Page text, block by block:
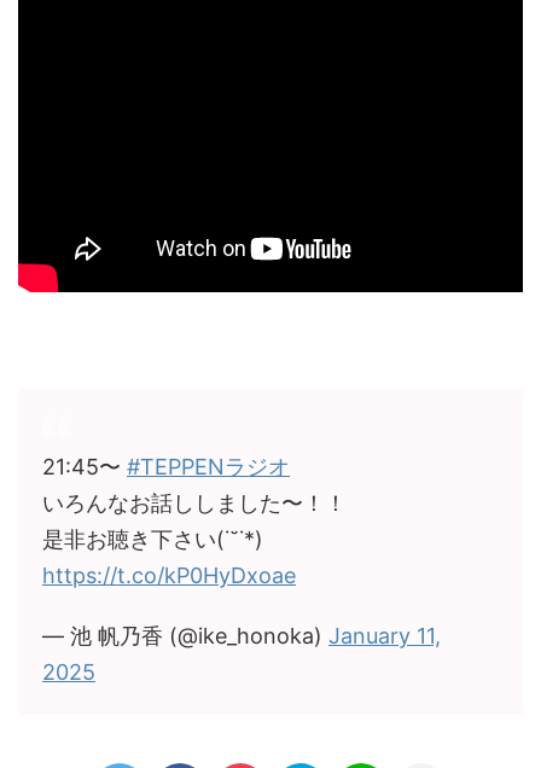
21:45〜 #TEPPENラジオ
いろんなお話ししました〜！！
是非お聴き下さい(˙˘˙*)
https://t.co/kP0HyDxoae
— 池 帆乃香 (@ike_honoka) January 11,
2025